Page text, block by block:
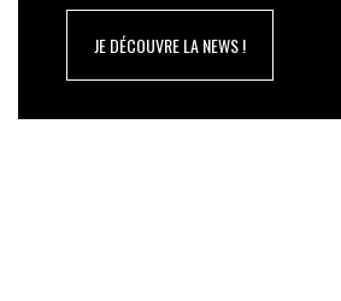
JE DÉCOUVRE LA NEWS !